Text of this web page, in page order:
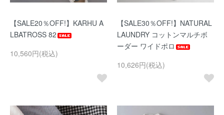
【SALE20％OFF!】KARHU A
LBATROSS 82
10,560円(税込)
【SALE30％OFF!】NATURAL
LAUNDRY コットンマルチボ
ーダー ワイドポロ
10,626円(税込)